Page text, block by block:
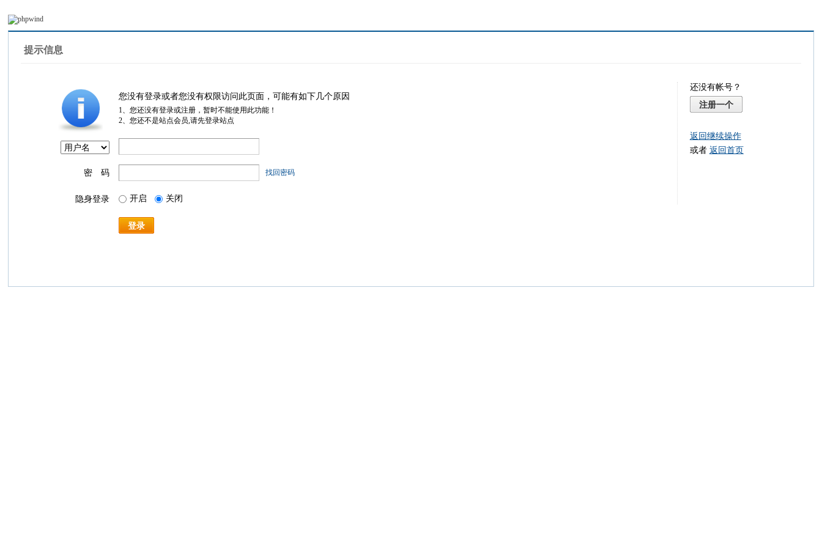
提示信息
您没有登录或者您没有权限访问此页面，可能有如下几个原因
1、您还没有登录或注册，暂时不能使用此功能！
2、您还不是站点会员,请先登录站点
密 码 找回密码
隐身登录 开启 关闭
登录
还没有帐号？
注册一个
返回继续操作
或者 返回首页